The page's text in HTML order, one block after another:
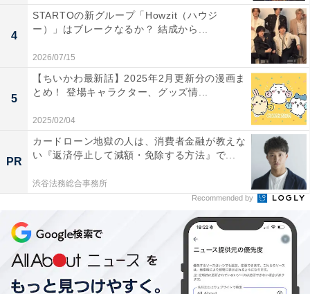
2位は「まいぜんシスターズ」です。「まいぜんシスタ
ーズ」は、「誰もが家族や友達と楽しめる動画を作り、
日々の幸せの手助けをすること」を目標とするゲーム実
況グループです。メンバーは真面目なぜんいちと愉快な
マイッキーのほか、バナナくんやきゃりーちゃん。
「まいぜんシスターズ」は2015年から世界的な大ヒット
ゲーム「マインクラフト（マイクラ）」の実況をスター
ト、2019年からはチャリティー活動を行いライブ配信で
の収益を寄付しています。
4
STARTOの新グループ「Howzit（ハウジ
ー）」はブレークなるか？ 結成から...
2026/07/15
5
【ちいかわ最新話】2025年2月更新分の漫画ま
とめ！ 登場キャラクター、グッズ情...
2025/02/04
PR
カードローン地獄の人は、消費者金融が教えな
い『返済停止して減額・免除する方法』で...
渋谷法務総合事務所
Recommended by